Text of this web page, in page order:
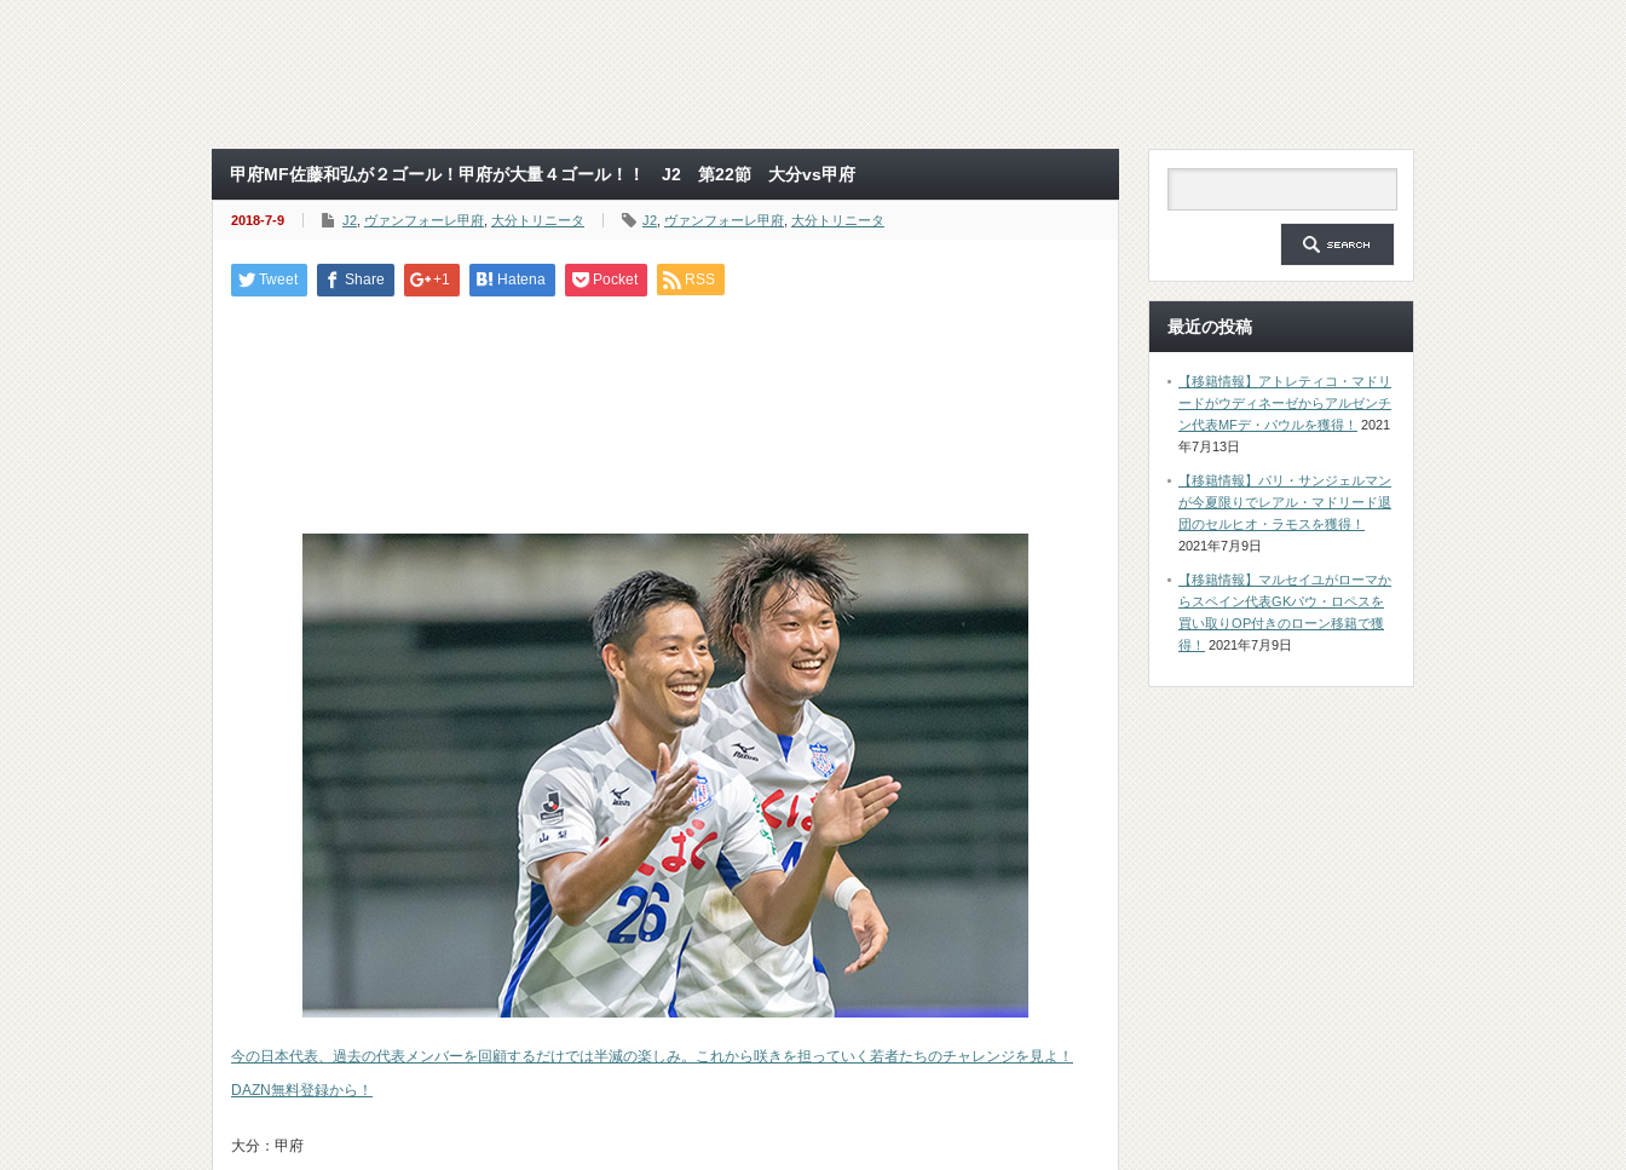
甲府MF佐藤和弘が２ゴール！甲府が大量４ゴール！！ J2 第22節 大分vs甲府
2018-7-9 J2 ヴァンフォーレ甲府 大分トリニータ J2 ヴァンフォーレ甲府 大分トリニータ
Tweet Share +1 Hatena Pocket RSS
今の日本代表、過去の代表メンバーを回顧するだけでは半減の楽しみ。これから咲きを担っていく若者たちのチャレンジを見よ！
DAZN無料登録から！
大分：甲府
最近の投稿
【移籍情報】アトレティコ・マドリ
ードがウディネーゼからアルゼンチ
ン代表MFデ・パウルを獲得！
2021
年7月13日
【移籍情報】パリ・サンジェルマン
が今夏限りでレアル・マドリード退
団のセルヒオ・ラモスを獲得！
2021年7月9日
【移籍情報】マルセイユがローマか
らスペイン代表GKパウ・ロペスを
買い取りOP付きのローン移籍で獲
得！
2021年7月9日